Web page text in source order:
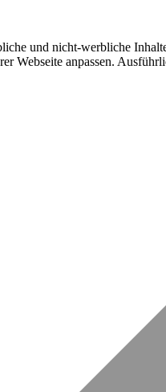
und nicht-werbliche
Webseite anpassen.